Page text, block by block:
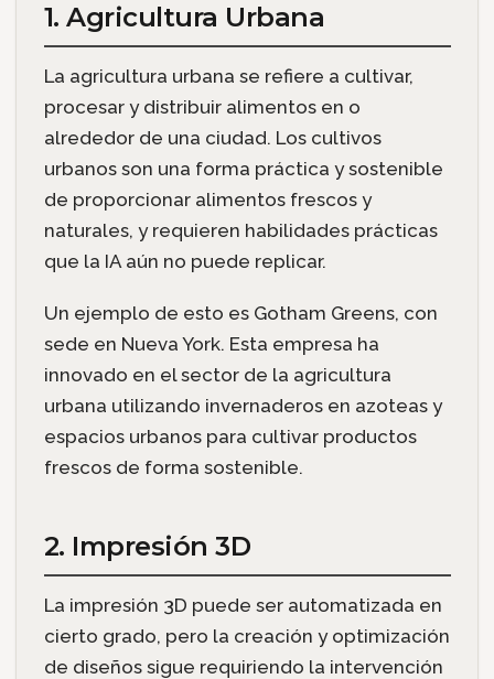
1. Agricultura Urbana
La agricultura urbana se refiere a cultivar,
procesar y distribuir alimentos en o
alrededor de una ciudad. Los cultivos
urbanos son una forma práctica y sostenible
de proporcionar alimentos frescos y
naturales, y requieren habilidades prácticas
que la IA aún no puede replicar.
Un ejemplo de esto es Gotham Greens, con
sede en Nueva York. Esta empresa ha
innovado en el sector de la agricultura
urbana utilizando invernaderos en azoteas y
espacios urbanos para cultivar productos
frescos de forma sostenible.
2. Impresión 3D
La impresión 3D puede ser automatizada en
cierto grado, pero la creación y optimización
de diseños sigue requiriendo la intervención